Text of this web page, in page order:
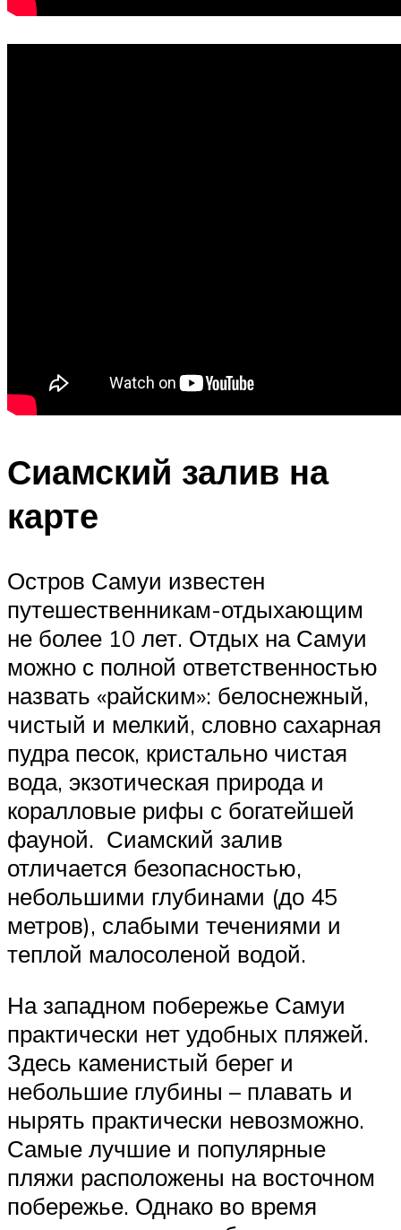
Сиамский залив на
карте
Остров Самуи известен
путешественникам-отдыхающим
не более 10 лет. Отдых на Самуи
можно с полной ответственностью
назвать «райским»: белоснежный,
чистый и мелкий, словно сахарная
пудра песок, кристально чистая
вода, экзотическая природа и
коралловые рифы с богатейшей
фауной. Сиамский залив
отличается безопасностью,
небольшими глубинами (до 45
метров), слабыми течениями и
теплой малосоленой водой.
На западном побережье Самуи
практически нет удобных пляжей.
Здесь каменистый берег и
небольшие глубины – плавать и
нырять практически невозможно.
Самые лучшие и популярные
пляжи расположены на восточном
побережье. Однако во время